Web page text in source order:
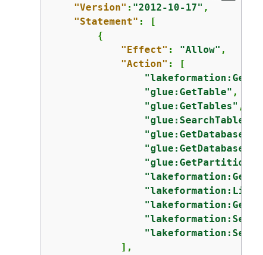
"Version" : "2012-10-17" ,
"Statement" : [
{
"Effect" : "Allow" ,
"Action" : [
"glue:GetTable" ,
"glue:GetTables" ,
"glue:SearchTables"
"glue:GetDatabase"
"glue:GetDatabases"
"glue:GetPartitions"
            ],